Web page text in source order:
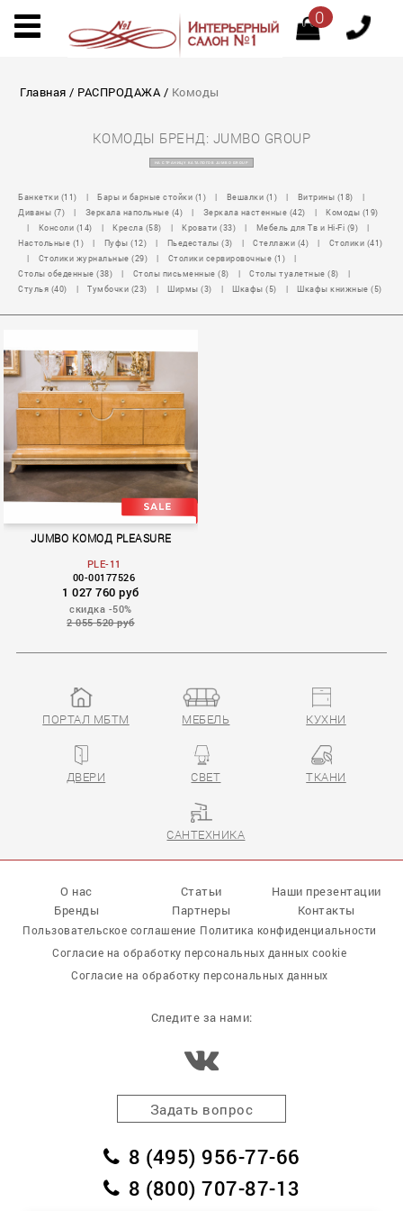
0
Главная / РАСПРОДАЖА / Комоды
КОМОДЫ БРЕНД: JUMBO GROUP
НА СТРАНИЦУ КАТАЛОГОВ JUMBO GROUP
Банкетки (11) | Бары и барные стойки (1) | Вешалки (1) | Витрины (18)
|
Диваны (7)
| Зеркала напольные (4) | Зеркала настенные (42) |
Комоды (19)
|
Консоли (14) | Кресла (58) | Кровати (33) | Мебель для Тв и Hi-Fi (9)
|
Настольные (1)
| Пуфы (12) | Пьедесталы (3) | Стеллажи (4) |
Столики (41)
|
Столики журнальные (29) | Столики сервировочные (1)
|
Столы обеденные (38)
| Столы письменные (8) | Столы туалетные (8)
|
Стулья (40)
| Тумбочки (23) | Ширмы (3) | Шкафы (5) | Шкафы книжные (5)
JUMBO КОМОД PLEASURE
PLE-11
00-00177526
1 027 760 руб
скидка -50%
2 055 520 руб
ПОРТАЛ МБТМ МЕБЕЛЬ КУХНИ
ДВЕРИ СВЕТ ТКАНИ
САНТЕХНИКА
О нас Статьи
Наши презентации
Бренды
Партнеры Контакты
Пользовательское соглашение Политика конфиденциальности
Согласие на обработку персональных данных cookie
Согласие на обработку персональных данных
Следите за нами:
Задать вопрос
8 (495) 956-77-66
8 (800) 707-87-13